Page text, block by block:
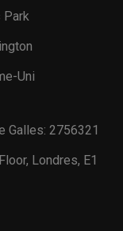
Park
Uni
Galles: 2756321
Londres, E1